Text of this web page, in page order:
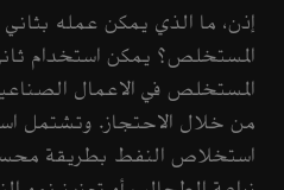
إذن، ما الذي يمكن عمله بثاني
المستخلص؟ يمكن استخدام
المستخلص في الاعمال
من خلال الاحتجاز. وتشتمل
استخلاص النفط بطريقة